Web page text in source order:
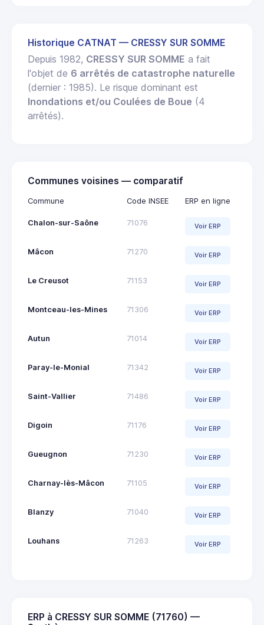
Historique CATNAT — CRESSY SUR SOMME
Depuis 1982, CRESSY SUR SOMME a fait
l'objet de 6 arrêtés de catastrophe naturelle
(dernier : 1985). Le risque dominant est
Inondations et/ou Coulées de Boue (4
arrêtés).
Communes voisines — comparatif
Commune Code INSEE ERP en ligne
Chalon-sur-Saône 71076 Voir ERP
Mâcon 71270 Voir ERP
Le Creusot 71153 Voir ERP
Montceau-les-Mines 71306 Voir ERP
Autun 71014 Voir ERP
Paray-le-Monial 71342 Voir ERP
Saint-Vallier 71486 Voir ERP
Digoin 71176 Voir ERP
Gueugnon 71230 Voir ERP
Charnay-lès-Mâcon 71105 Voir ERP
Blanzy 71040 Voir ERP
Louhans 71263 Voir ERP
ERP à CRESSY SUR SOMME (71760) —